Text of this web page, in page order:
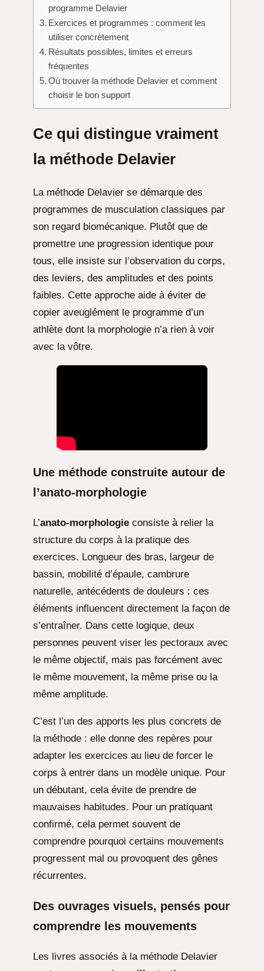
programme Delavier
Exercices et programmes : comment les
utiliser concrètement
Résultats possibles, limites et erreurs
fréquentes
Où trouver la méthode Delavier et comment
choisir le bon support
Ce qui distingue vraiment
la méthode Delavier
La méthode Delavier se démarque des
programmes de musculation classiques par
son regard biomécanique. Plutôt que de
promettre une progression identique pour
tous, elle insiste sur l’observation du corps,
des leviers, des amplitudes et des points
faibles. Cette approche aide à éviter de
copier aveuglément le programme d’un
athlète dont la morphologie n’a rien à voir
avec la vôtre.
Une méthode construite autour de
l’anato-morphologie
L’anato-morphologie consiste à relier la
structure du corps à la pratique des
exercices. Longueur des bras, largeur de
bassin, mobilité d’épaule, cambrure
naturelle, antécédents de douleurs : ces
éléments influencent directement la façon de
s’entraîner. Dans cette logique, deux
personnes peuvent viser les pectoraux avec
le même objectif, mais pas forcément avec
le même mouvement, la même prise ou la
même amplitude.
C’est l’un des apports les plus concrets de
la méthode : elle donne des repères pour
adapter les exercices au lieu de forcer le
corps à entrer dans un modèle unique. Pour
un débutant, cela évite de prendre de
mauvaises habitudes. Pour un pratiquant
confirmé, cela permet souvent de
comprendre pourquoi certains mouvements
progressent mal ou provoquent des gênes
récurrentes.
Des ouvrages visuels, pensés pour
comprendre les mouvements
Les livres associés à la méthode Delavier